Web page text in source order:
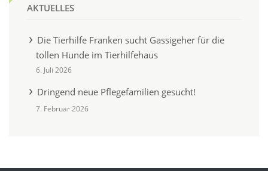
AKTUELLES
Die Tierhilfe Franken sucht Gassigeher für die
tollen Hunde im Tierhilfehaus
6. Juli 2026
Dringend neue Pflegefamilien gesucht!
7. Februar 2026